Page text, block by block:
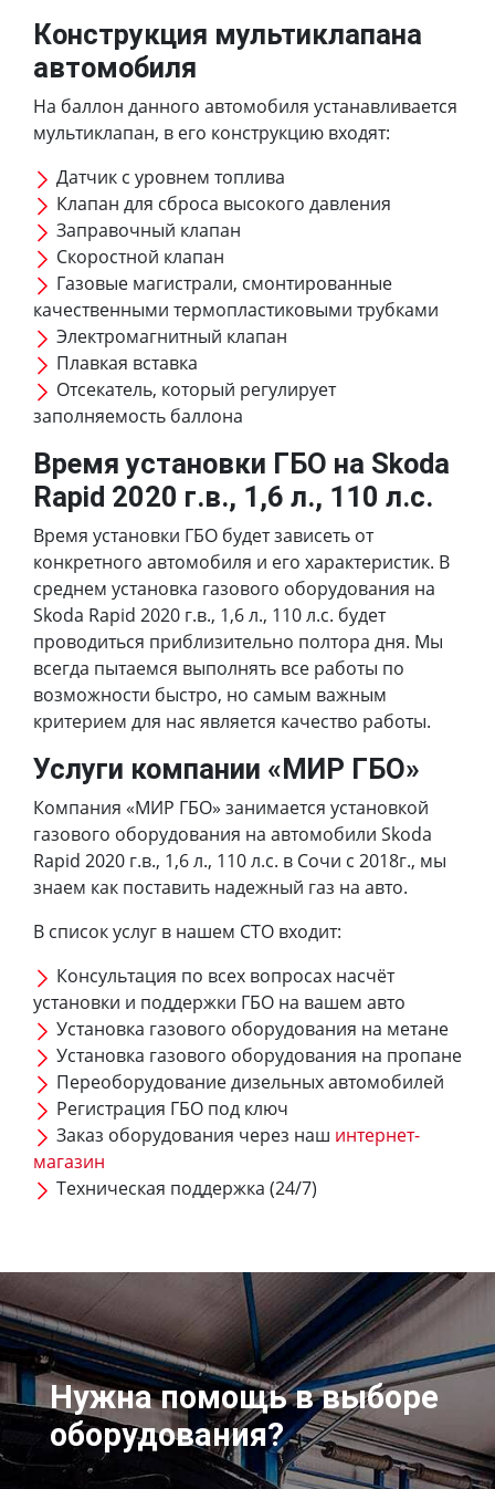
Конструкция мультиклапана
автомобиля
На баллон данного автомобиля устанавливается
мультиклапан, в его конструкцию входят:
Датчик с уровнем топлива
Клапан для сброса высокого давления
Заправочный клапан
Скоростной клапан
Газовые магистрали, смонтированные
качественными термопластиковыми трубками
Электромагнитный клапан
Плавкая вставка
Отсекатель, который регулирует
заполняемость баллона
Время установки ГБО на Skoda
Rapid 2020 г.в., 1,6 л., 110 л.с.
Время установки ГБО будет зависеть от
конкретного автомобиля и его характеристик. В
среднем установка газового оборудования на
Skoda Rapid 2020 г.в., 1,6 л., 110 л.с. будет
проводиться приблизительно полтора дня. Мы
всегда пытаемся выполнять все работы по
возможности быстро, но самым важным
критерием для нас является качество работы.
Услуги компании «МИР ГБО»
Компания «МИР ГБО» занимается установкой
газового оборудования на автомобили Skoda
Rapid 2020 г.в., 1,6 л., 110 л.с. в Сочи с 2018г., мы
знаем как поставить надежный газ на авто.
В список услуг в нашем СТО входит:
Консультация по всех вопросах насчёт
установки и поддержки ГБО на вашем авто
Установка газового оборудования на метане
Установка газового оборудования на пропане
Переоборудование дизельных автомобилей
Регистрация ГБО под ключ
Заказ оборудования через наш интернет-
магазин
Техническая поддержка (24/7)
Нужна помощь в выборе
оборудования?